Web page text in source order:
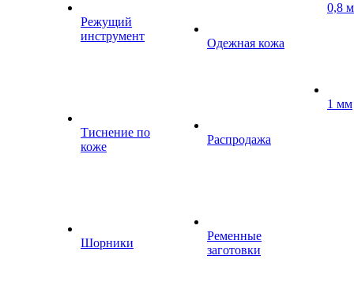
Режущий
инструмент
Тиснение по
коже
Шорники
Одежная кожа
Распродажа
Ременные
заготовки
0,8
1 мм